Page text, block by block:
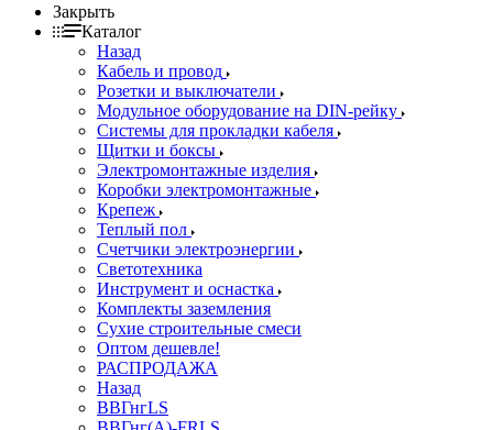
Закрыть
Каталог
Назад
Кабель и провод
Розетки и выключатели
Модульное оборудование на DIN-рейку
Системы для прокладки кабеля
Щитки и боксы
Электромонтажные изделия
Коробки электромонтажные
Крепеж
Теплый пол
Счетчики электроэнергии
Светотехника
Инструмент и оснастка
Комплекты заземления
Сухие строительные смеси
Оптом дешевле!
РАСПРОДАЖА
Назад
ВВГнгLS